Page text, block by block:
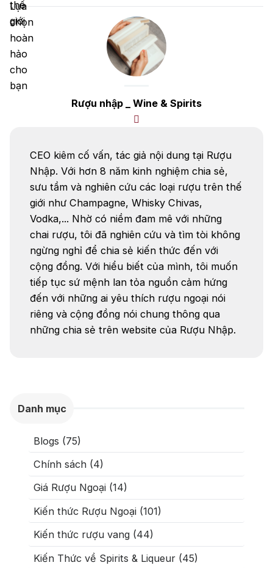
người yêu thích whisky, cuộc tranh luận về việc
chai nào mang đến trải nghiệm khói mạnh mẽ
Rượu nhập _ Wine & Spirits
CEO kiêm cố vấn, tác giả nội dung tại Rượu
Nhập. Với hơn 8 năm kinh nghiệm chia sẻ,
sưu tầm và nghiên cứu các loại rượu trên thế
giới như Champagne, Whisky Chivas,
Vodka,... Nhờ có niềm đam mê với những
chai rượu, tôi đã nghiên cứu và tìm tòi không
ngừng nghỉ để chia sẻ kiến thức đến với
cộng đồng. Với hiểu biết của mình, tôi muốn
tiếp tục sứ mệnh lan tỏa nguồn cảm hứng
đến với những ai yêu thích rượu ngoại nói
riêng và cộng đồng nói chung thông qua
những chia sẻ trên website của Rượu Nhập.
Danh mục
Blogs (75)
Chính sách (4)
Giá Rượu Ngoại (14)
Kiến thức Rượu Ngoại (101)
Kiến thức rượu vang (44)
Kiến Thức về Spirits & Liqueur (45)